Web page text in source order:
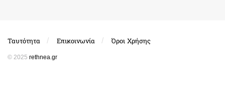
Ταυτότητα Επικοινωνία Όροι Χρήσης
© 2025 rethnea.gr